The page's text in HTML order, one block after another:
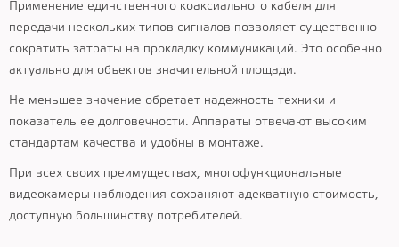
Применение единственного коаксиального кабеля для
передачи нескольких типов сигналов позволяет существенно
сократить затраты на прокладку коммуникаций. Это особенно
актуально для объектов значительной площади.
Не меньшее значение обретает надежность техники и
показатель ее долговечности. Аппараты отвечают высоким
стандартам качества и удобны в монтаже.
При всех своих преимуществах, многофункциональные
видеокамеры наблюдения сохраняют адекватную стоимость,
доступную большинству потребителей.